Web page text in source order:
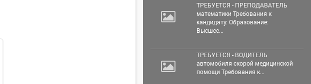
ТРЕБУЕТСЯ - ПРЕПОДАВАТЕЛЬ
математики Требования к
кандидату: Образование:
Высшее...
ТРЕБУЕТСЯ - ВОДИТЕЛЬ
автомобиля скорой медицинской
помощи Требования к...